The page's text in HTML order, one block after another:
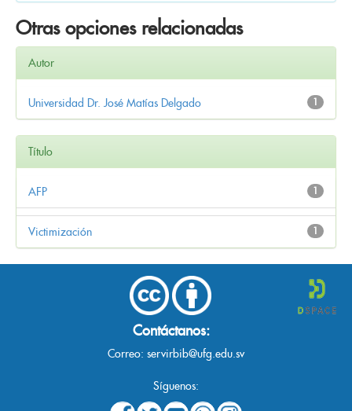
Otras opciones relacionadas
Autor
1
Universidad Dr. José Matías Delgado
Título
1
AFP
1
Victimización
Contáctanos:
Correo: servirbib@ufg.edu.sv
Síguenos: